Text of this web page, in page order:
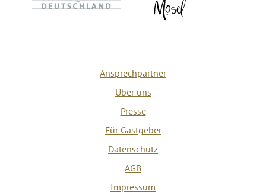
Ansprechpartner
Über uns
Presse
Für Gastgeber
Datenschutz
AGB
Impressum